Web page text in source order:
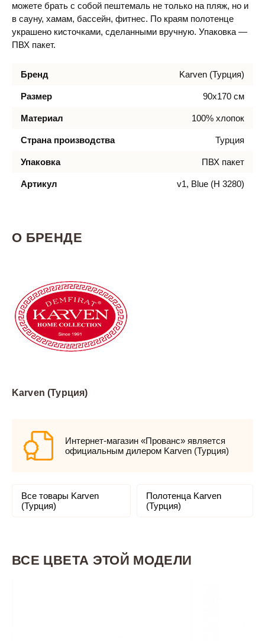
можете брать с собой пештемаль не только на пляж, но и
в сауну, хамам, бассейн, фитнес. По краям полотенце
украшено кисточками, сделанными вручную. Упаковка —
ПВХ пакет.
Бренд Karven (Турция)
Размер 90х170 см
Материал 100% хлопок
Страна производства Турция
Упаковка ПВХ пакет
Артикул v1, Blue (H 3280)
О БРЕНДЕ
Karven (Турция)
Интернет-магазин «Прованс» является
официальным дилером Karven (Турция)
Все товары Karven
(Турция)
Полотенца Karven
(Турция)
ВСЕ ЦВЕТА ЭТОЙ МОДЕЛИ